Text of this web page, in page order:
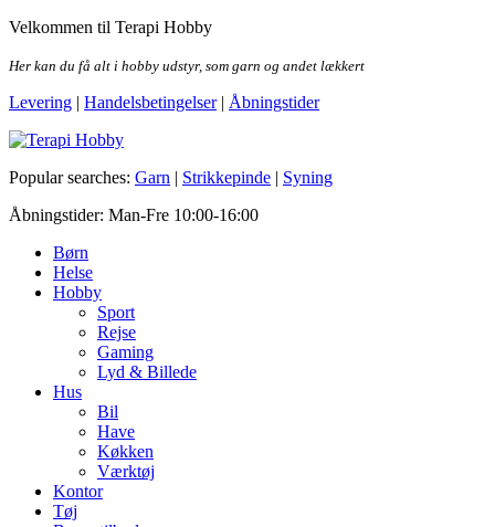
Skip
the
Velkommen til Terapi Hobby
Her kan du få alt i hobby udstyr, som garn og andet lækkert
Levering | Handelsbetingelser| Åbningstider
Terapi Hobby
Popular searches: Garn | Strikkepinde | Syning
Åbningstider: Man-Fre 10:00-16:00
Børn
Helse
Hobby
Sport
Rejse
Gaming
Lyd & Billede
Hus
Bil
Have
Køkken
Værktøj
Kontor
Tøj